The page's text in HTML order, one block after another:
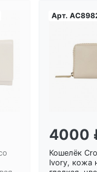
Арт.
4000
Кошелёк
Ivory, кожа